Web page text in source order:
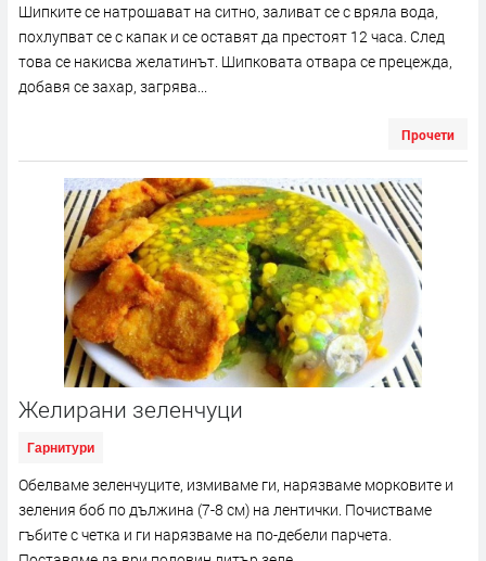
Шипките се натрошават на ситно, заливат се с вряла вода,
похлупват се с капак и се оставят да престоят 12 часа. След
това се накисва желатинът. Шипковата отвара се прецежда,
добавя се захар, загрява...
Прочети
Желирани зеленчуци
Гарнитури
Обелваме зеленчуците, измиваме ги, нарязваме морковите и
зеления боб по дължина (7-8 см) на лентички. Почистваме
гъбите с четка и ги нарязваме на по-дебели парчета.